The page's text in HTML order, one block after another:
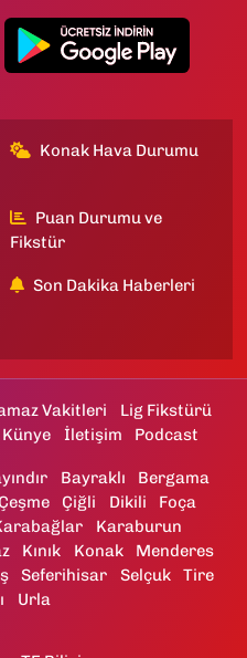
Konak Hava Durumu
Puan Durumu ve
Fikstür
Son Dakika Haberleri
Vakitleri
Lig Fikstürü
Künye İletişim Podcast
Bayraklı
Bergama
Çeşme Çiğli Dikili
Foça
Karaburun
Kınık Konak
Menderes
Seferihisar Selçuk
Tire
Urla